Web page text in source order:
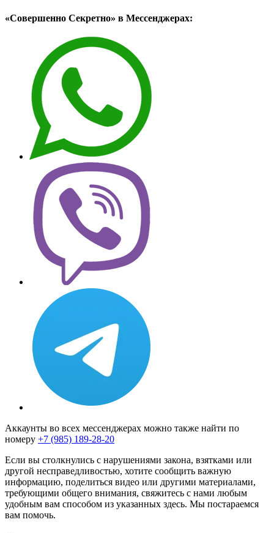
«Совершенно Секретно» в Мессенджерах:
Аккаунты во всех мессенджерах можно также найти по
номеру +7 (985) 189-28-20
Если вы столкнулись с нарушениями закона, взятками или
другой несправедливостью, хотите сообщить важную
информацию, поделиться видео или другими материалами,
требующими общего внимания, свяжитесь с нами любым
удобным вам способом из указанных здесь. Мы постараемся
вам помочь.